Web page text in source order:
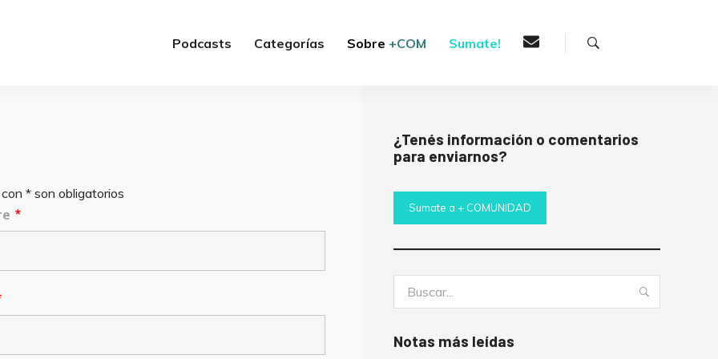
Podcasts Categorías Sobre+COM Sumate!
* son obligatorios
*
¿Tenés información o comentarios
para enviarnos?
Sumate a + COMUNIDAD
Notas más leídas